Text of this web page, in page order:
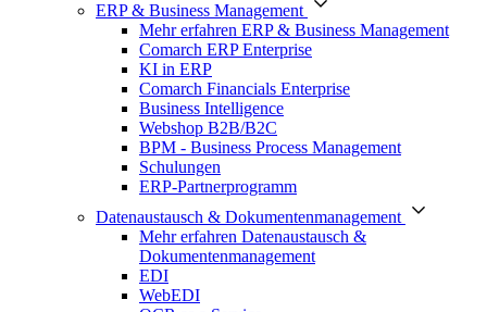
ERP & Business Management
Mehr erfahren ERP & Business Management
Comarch ERP Enterprise
KI in ERP
Comarch Financials Enterprise
Business Intelligence
Webshop B2B/B2C
BPM - Business Process Management
Schulungen
ERP-Partnerprogramm
Datenaustausch & Dokumentenmanagement
Mehr erfahren Datenaustausch &
Dokumentenmanagement
EDI
WebEDI